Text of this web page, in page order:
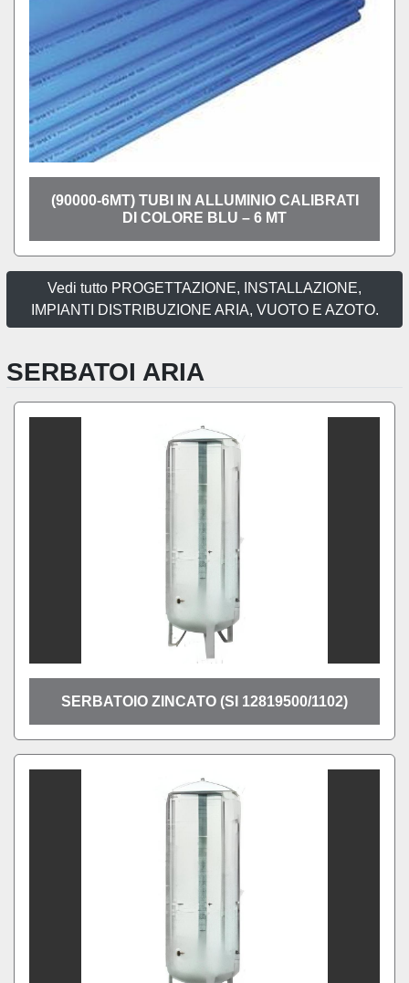
(90000-6MT) TUBI IN ALLUMINIO CALIBRATI
DI COLORE BLU – 6 MT
Vedi tutto PROGETTAZIONE, INSTALLAZIONE,
IMPIANTI DISTRIBUZIONE ARIA, VUOTO E AZOTO.
SERBATOI ARIA
SERBATOIO ZINCATO (SI 12819500/1102)